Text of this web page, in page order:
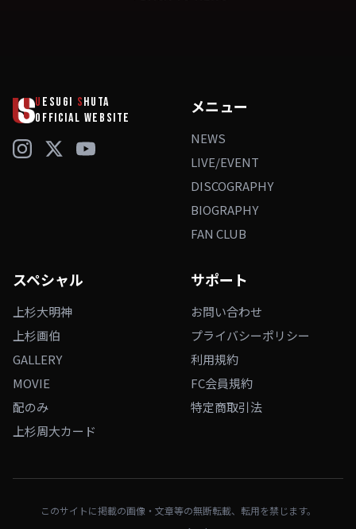
U ESUGI SHUTA
OFFICIAL WEBSITE
メニュー
NEWS
LIVE/EVENT
DISCOGRAPHY
BIOGRAPHY
FAN CLUB
スペシャル
上杉大明神
上杉画伯
GALLERY
MOVIE
配のみ
上杉周大カード
サポート
お問い合わせ
プライバシーポリシー
利用規約
FC会員規約
特定商取引法
このサイトに掲載の画像・文章等の無断転載、転用を禁じます。